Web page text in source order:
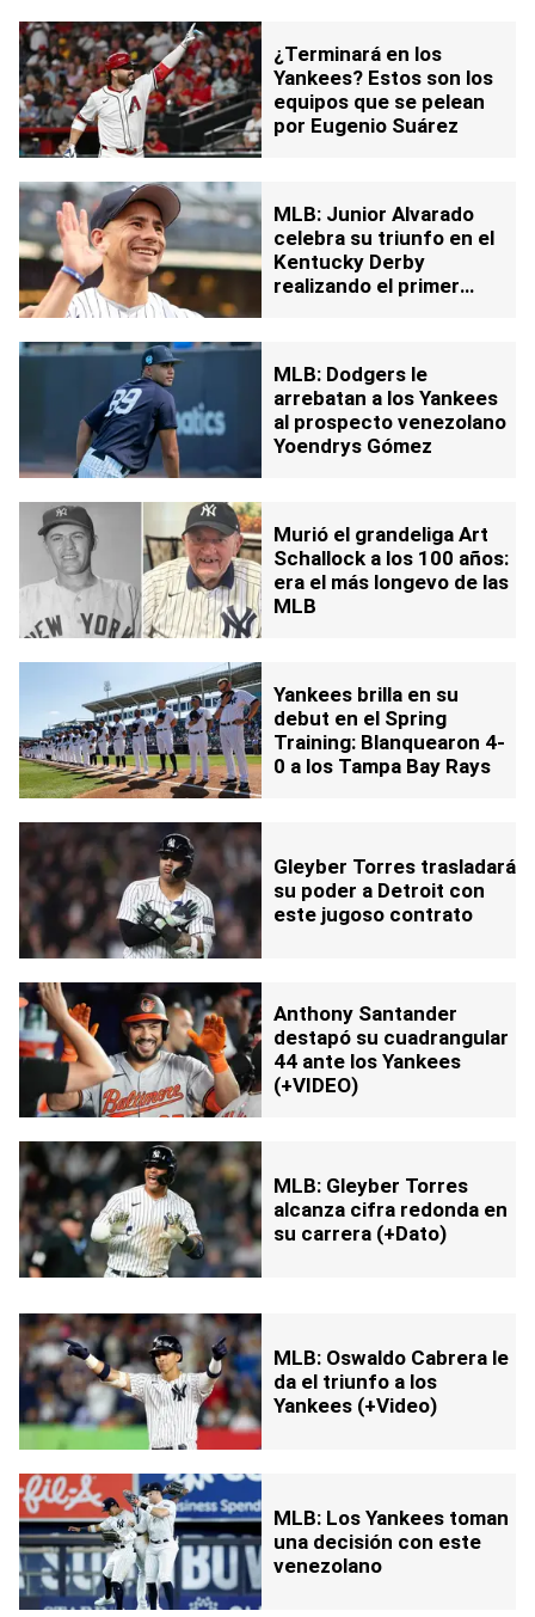
¿Terminará en los
Yankees? Estos son los
equipos que se pelean
por Eugenio Suárez
MLB: Junior Alvarado
celebra su triunfo en el
Kentucky Derby
realizando el primer
MLB: Dodgers le
arrebatan a los Yankees
al prospecto venezolano
Yoendrys Gómez
Murió el grandeliga Art
Schallock a los 100 años:
era el más longevo de las
MLB
Yankees brilla en su
debut en el Spring
Training: Blanquearon 4-
0 a los Tampa Bay Rays
Gleyber Torres trasladará
su poder a Detroit con
este jugoso contrato
Anthony Santander
destapó su cuadrangular
44 ante los Yankees
(+VIDEO)
MLB: Gleyber Torres
alcanza cifra redonda en
su carrera (+Dato)
MLB: Oswaldo Cabrera le
da el triunfo a los
Yankees (+Video)
MLB: Los Yankees toman
una decisión con este
venezolano